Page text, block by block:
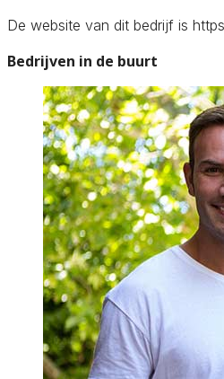
De website van dit bedrijf is
Bedrijven in de buurt